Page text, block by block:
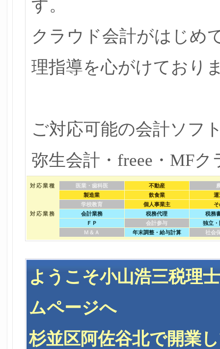
す。
クラウド会計がはじめ
理指導を心がけており
ご対応可能の会計ソフ
弥生会計・freee・MFク
対応業種 医業・歯科医 不動産
製造業
飲食業
運
学校教育
個人事業主
対応業務
会計業務 税務代理
税務
ＦＰ
会計参与
独立
Ｍ＆Ａ
年末調整・給与計算 社会
ようこそ小山浩三税理
ムページへ
杉並区阿佐谷北で開業